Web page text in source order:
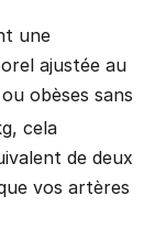
une
ajustée au
obèses sans
cela
de deux
vos artères